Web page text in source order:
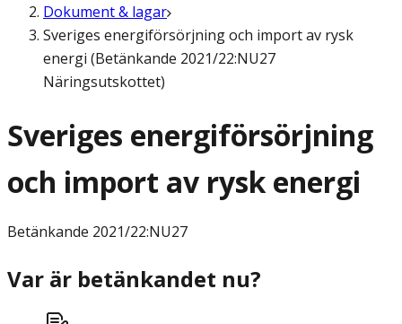
Dokument & lagar
Sveriges energiförsörjning och import av rysk
energi (Betänkande 2021/22:NU27
Näringsutskottet)
Sveriges energiförsörjning
och import av rysk energi
Betänkande 2021/22:NU27
Var är betänkandet nu?